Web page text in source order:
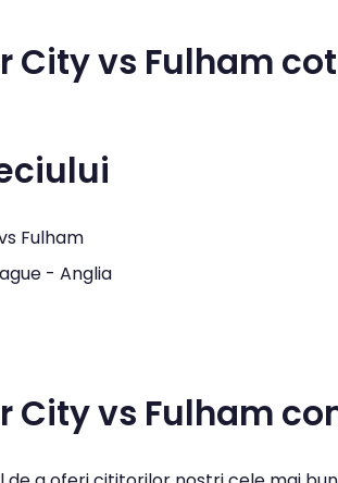
City vs Fulham
Fulham
- Anglia
City vs Fulham